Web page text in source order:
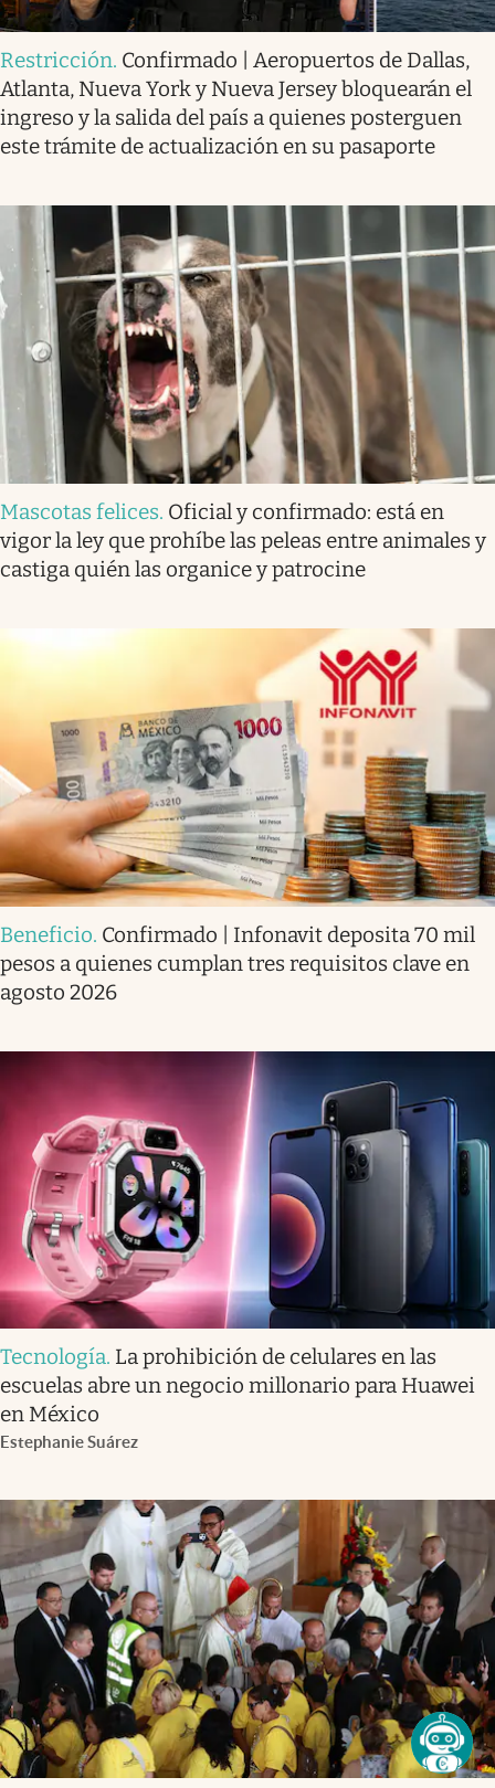
Restricción. Confirmado | Aeropuertos de Dallas,
Atlanta, Nueva York y Nueva Jersey bloquearán el
ingreso y la salida del país a quienes posterguen
este trámite de actualización en su pasaporte
Mascotas felices. Oficial y confirmado: está en
vigor la ley que prohíbe las peleas entre animales y
castiga quién las organice y patrocine
Beneficio. Confirmado | Infonavit deposita 70 mil
pesos a quienes cumplan tres requisitos clave en
agosto 2026
Tecnología. La prohibición de celulares en las
escuelas abre un negocio millonario para Huawei
en México
Estephanie Suárez